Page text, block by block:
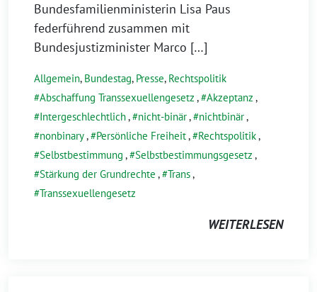
Bundesfamilienministerin Lisa Paus
federführend zusammen mit
Bundesjustizminister Marco […]
Allgemein, Bundestag, Presse, Rechtspolitik
Abschaffung Transsexuellengesetz , Akzeptanz ,
Intergeschlechtlich, nicht-binär, nichtbinär,
nonbinary, Persönliche Freiheit, Rechtspolitik,
Selbstbestimmung , Selbstbestimmungsgesetz ,
Stärkung der Grundrechte , Trans,
Transsexuellengesetz
WEITERLESEN